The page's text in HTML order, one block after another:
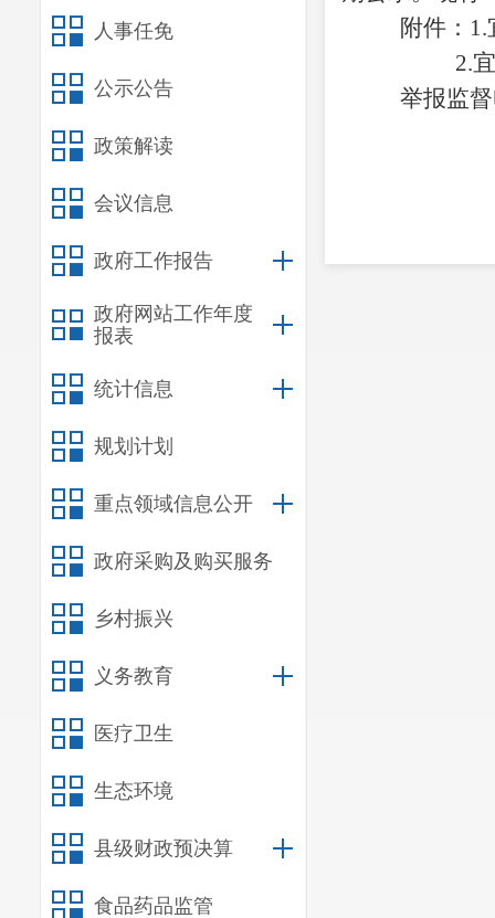
人事任免
公示公告
政策解读
会议信息
政府工作报告
政府网站工作年度
报表
统计信息
规划计划
重点领域信息公开
政府采购及购买服务
乡村振兴
义务教育
医疗卫生
生态环境
县级财政预决算
食品药品监管
附件 ： 1.
2.
举报监